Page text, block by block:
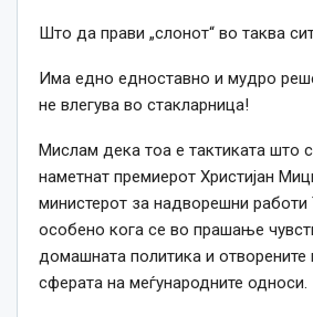
Што да прави „слонот“ во таква
Има едно едноставно и мудро
не влегува во стакларница!
Мислам дека тоа е тактиката што
наметнат премиерот Христијан
министерот за надворешни
особено кога се во прашање
домашната политика и
сферата на меѓународните односи.